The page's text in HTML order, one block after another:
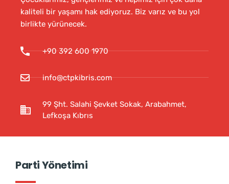
kaliteli bir yaşamı hak ediyoruz. Biz varız ve bu yol
birlikte yürünecek.
+90 392 600 1970
info@ctpkibris.com
99 Şht. Salahi Şevket Sokak, Arabahmet,
Lefkoşa Kıbrıs
Parti Yönetimi